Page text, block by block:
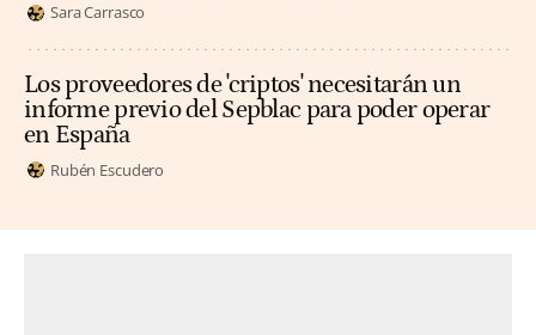
Sara Carrasco
Los proveedores de 'criptos' necesitarán un
informe previo del Sepblac para poder operar
en España
Rubén Escudero